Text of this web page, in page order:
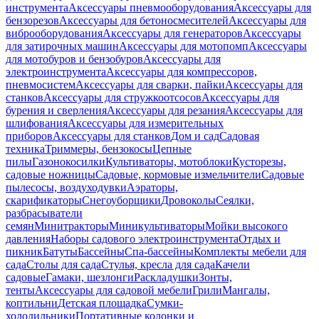
инструментаАксессуары пневмооборудованияАксессуары для
бензорезовАксессуары для бетоносмесителейАксессуары для
виброоборудованияАксессуары для генераторовАксессуары
для затирочных машинАксессуары для мотопомпАксессуары
для мотобуров и бензобуровАксессуары для
электроинструментаАксессуары для компрессоров,
пневмосистемАксессуары для сварки, пайкиАксессуары для
станковАксессуары для стружкоотсосовАксессуары для
бурения и сверленияАксессуары для резанияАксессуары для
шлифованияАксессуары для измерительных
приборовАксессуары для станковДом и садСадовая
техникаТриммеры, бензокосыЦепные
пилыГазонокосилкиКультиваторы, мотоблокиКусторезы,
садовые ножницыСадовые, кормовые измельчителиСадовые
пылесосы, воздуходувкиАэраторы,
скарификаторыСнегоуборщикиДровоколыСеялки,
разбрасыватели
семянМинитракторыМиникультиваторыМойки высокого
давленияНаборы садового электроинструментаОтдых и
пикникБатутыБассейныСпа-бассейныКомплекты мебели для
садаСтолы для садаСтулья, кресла для садаКачели
садовыеГамаки, шезлонгиРаскладушкиЗонты,
тентыАксессуары для садовой мебелиГрилиМангалы,
коптильниДетская площадкаСумки-
холодильникиПортативные колонки и